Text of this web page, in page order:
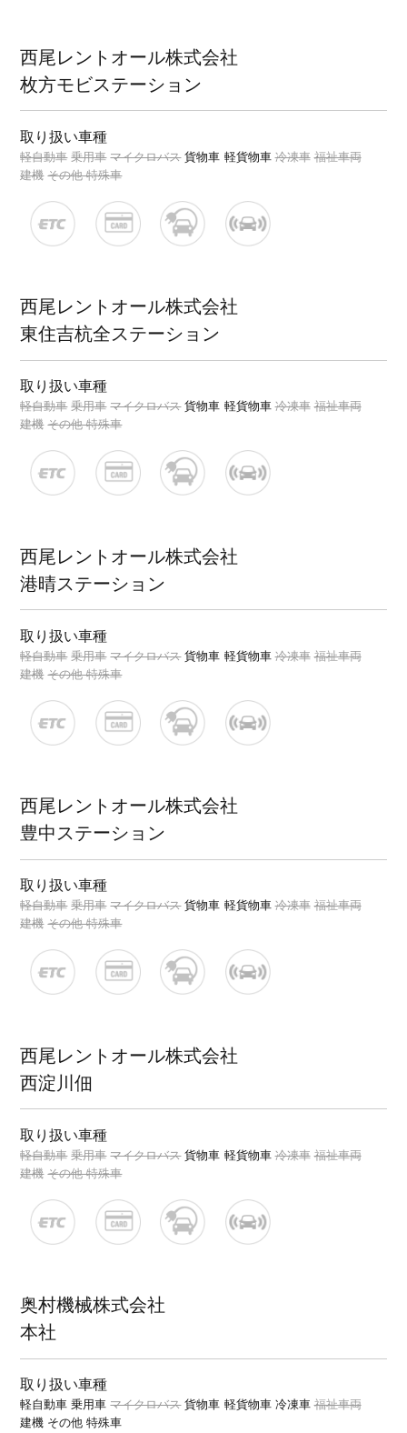
西尾レントオール株式会社
枚方モビステーション
取り扱い車種
軽自動車 乗用車 マイクロバス 貨物車 軽貨物車 冷凍車 福祉車両
建機 その他 特殊車
西尾レントオール株式会社
東住吉杭全ステーション
取り扱い車種
軽自動車 乗用車 マイクロバス 貨物車 軽貨物車 冷凍車 福祉車両
建機 その他 特殊車
西尾レントオール株式会社
港晴ステーション
取り扱い車種
軽自動車 乗用車 マイクロバス 貨物車 軽貨物車 冷凍車 福祉車両
建機 その他 特殊車
西尾レントオール株式会社
豊中ステーション
取り扱い車種
軽自動車 乗用車 マイクロバス 貨物車 軽貨物車 冷凍車 福祉車両
建機 その他 特殊車
西尾レントオール株式会社
西淀川佃
取り扱い車種
軽自動車 乗用車 マイクロバス 貨物車 軽貨物車 冷凍車 福祉車両
建機 その他 特殊車
奥村機械株式会社
本社
取り扱い車種
軽自動車 乗用車 マイクロバス 貨物車 軽貨物車 冷凍車 福祉車両
建機 その他 特殊車